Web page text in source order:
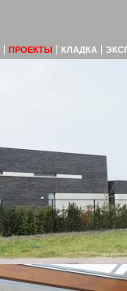
ПРОЕКТЫ КЛАДКА